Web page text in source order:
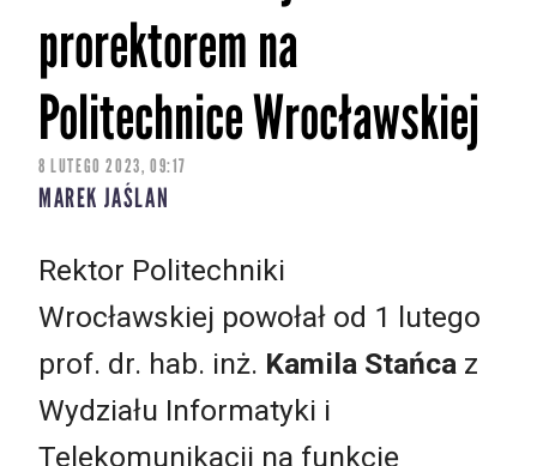
prorektorem na
Politechnice Wrocławskiej
8 LUTEGO 2023, 09:17
MAREK JAŚLAN
Rektor Politechniki
Wrocławskiej powołał od 1 lutego
prof. dr. hab. inż. Kamila Stańca z
Wydziału Informatyki i
Telekomunikacji na funkcję